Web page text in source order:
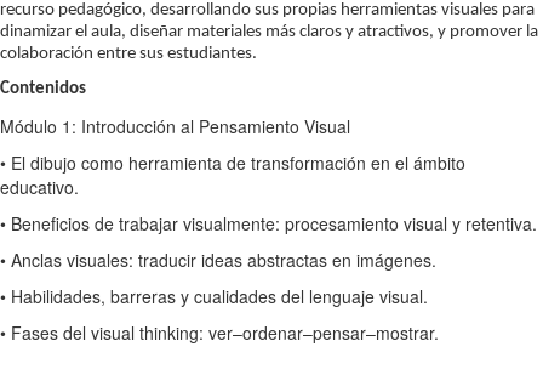
recurso pedagógico, desarrollando sus propias herramientas visuales para
dinamizar el aula, diseñar materiales más claros y atractivos, y promover la
colaboración entre sus estudiantes.
Contenidos
Módulo 1: Introducción al Pensamiento Visual
• El dibujo como herramienta de transformación en el ámbito
educativo.
• Beneficios de trabajar visualmente: procesamiento visual y retentiva.
• Anclas visuales: traducir ideas abstractas en imágenes.
• Habilidades, barreras y cualidades del lenguaje visual.
• Fases del visual thinking: ver–ordenar–pensar–mostrar.